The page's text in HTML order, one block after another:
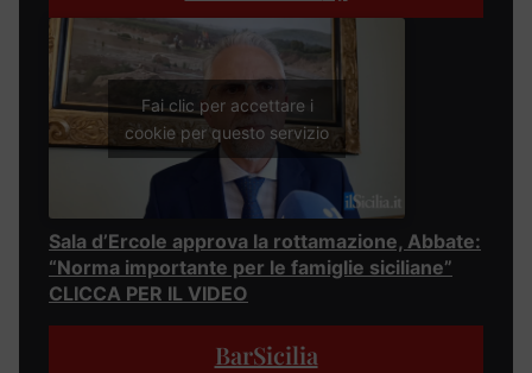
Fai clic per accettare i
cookie per questo servizio
Sala d’Ercole approva la rottamazione, Abbate:
“Norma importante per le famiglie siciliane”
CLICCA PER IL VIDEO
BarSicilia